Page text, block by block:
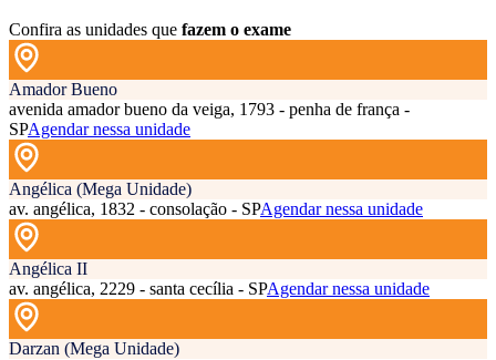
Confira as unidades que fazem o exame
Amador Bueno
avenida amador bueno da veiga, 1793 - penha de frança -
SPAgendar nessa unidade
Angélica (Mega Unidade)
av. angélica, 1832 - consolação - SPAgendar nessa unidade
Angélica II
av. angélica, 2229 - santa cecília - SPAgendar nessa unidade
Darzan (Mega Unidade)